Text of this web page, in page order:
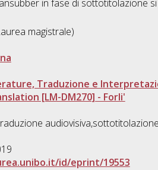
in fase di sottotitolazione
magistrale)
Traduzione e
[LM-DM270] - Forli'
id/eprint/19553